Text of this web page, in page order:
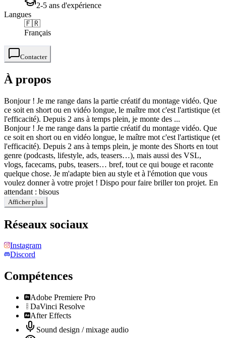
2-5 ans d'expérience
Langues
🇫🇷
Français
Contacter
À propos
Bonjour ! Je me range dans la partie créatif du montage vidéo. Que
ce soit en short ou en vidéo longue, le maître mot c'est l'artistique (et
l'efficacité). Depuis 2 ans à temps plein, je monte des ...
Bonjour ! Je me range dans la partie créatif du montage vidéo. Que
ce soit en short ou en vidéo longue, le maître mot c'est l'artistique (et
l'efficacité). Depuis 2 ans à temps plein, je monte des Shorts en tout
genre (podcasts, lifestyle, ads, teasers…), mais aussi des VSL,
vlogs, facecams, pubs, teasers… bref, tout ce qui bouge et raconte
quelque chose. Je m'adapte bien au style et à l'émotion que vous
voulez donner à votre projet ! Dispo pour faire briller ton projet. En
attendant : bisous
Afficher plus
Réseaux sociaux
Instagram
Discord
Compétences
Adobe Premiere Pro
DaVinci Resolve
After Effects
Sound design / mixage audio